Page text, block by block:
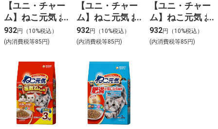
【ユニ・チャー
ム】ねこ元気 お
魚とお肉ミック
スまぐろ･白身
色野菜入り
2.0kg
932円（10%税込）
(内消費税等85円)
【ユニ・チャー
ム】ねこ元気 お
魚ミックスまぐ
ろ･かつお･白身
932円（10%税込）
(内消費税等85円)
【ユニ・チャー
ム】ねこ元気 お
魚と野菜入りミ
ックスまぐろ･
932円（10%税込）
(内消費税等85円)